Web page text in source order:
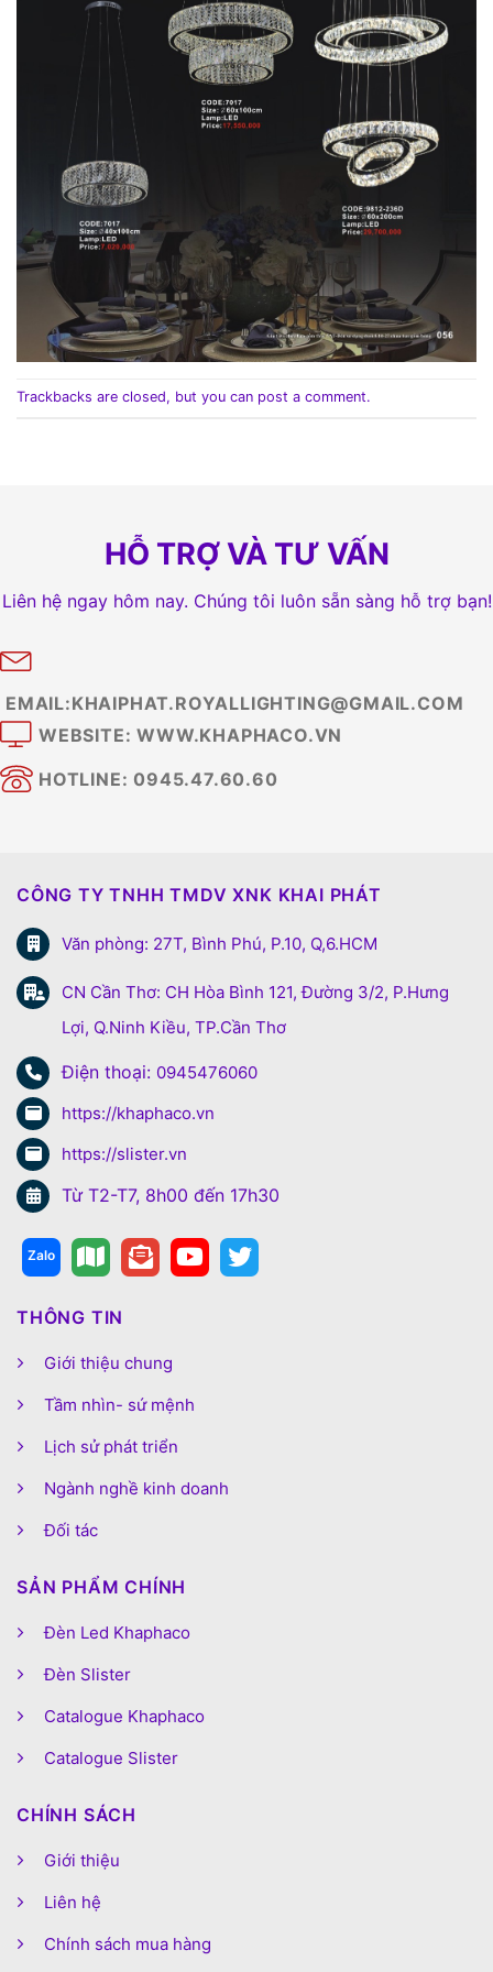
Trackbacks are closed, but you can post a comment.
HỖ TRỢ VÀ TƯ VẤN
Liên hệ ngay hôm nay. Chúng tôi luôn sẵn sàng hỗ trợ bạn!
EMAIL:KHAIPHAT.ROYALLIGHTING@GMAIL.COM
WEBSITE: WWW.KHAPHACO.VN
HOTLINE: 0945.47.60.60
CÔNG TY TNHH TMDV XNK KHAI PHÁT
Văn phòng: 27T, Bình Phú, P.10, Q,6.HCM
CN Cần Thơ: CH Hòa Bình 121, Đường 3/2, P.Hưng
Lợi, Q.Ninh Kiều, TP.Cần Thơ
Điện thoại: 0945476060
https://khaphaco.vn
https://slister.vn
Từ T2-T7, 8h00 đến 17h30
THÔNG TIN
Giới thiệu chung
Tầm nhìn- sứ mệnh
Lịch sử phát triển
Ngành nghề kinh doanh
Đối tác
SẢN PHẨM CHÍNH
Đèn Led Khaphaco
Đèn Slister
Catalogue Khaphaco
Catalogue Slister
CHÍNH SÁCH
Giới thiệu
Liên hệ
Chính sách mua hàng